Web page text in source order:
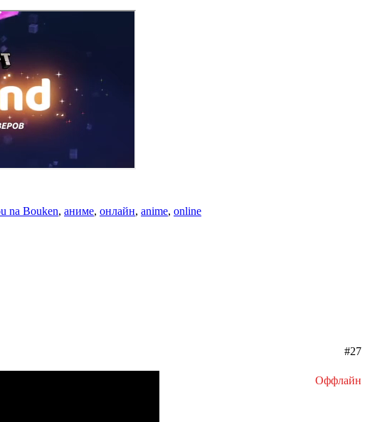
na Bouken, аниме, онлайн, anime, online
#27
Оффлайн